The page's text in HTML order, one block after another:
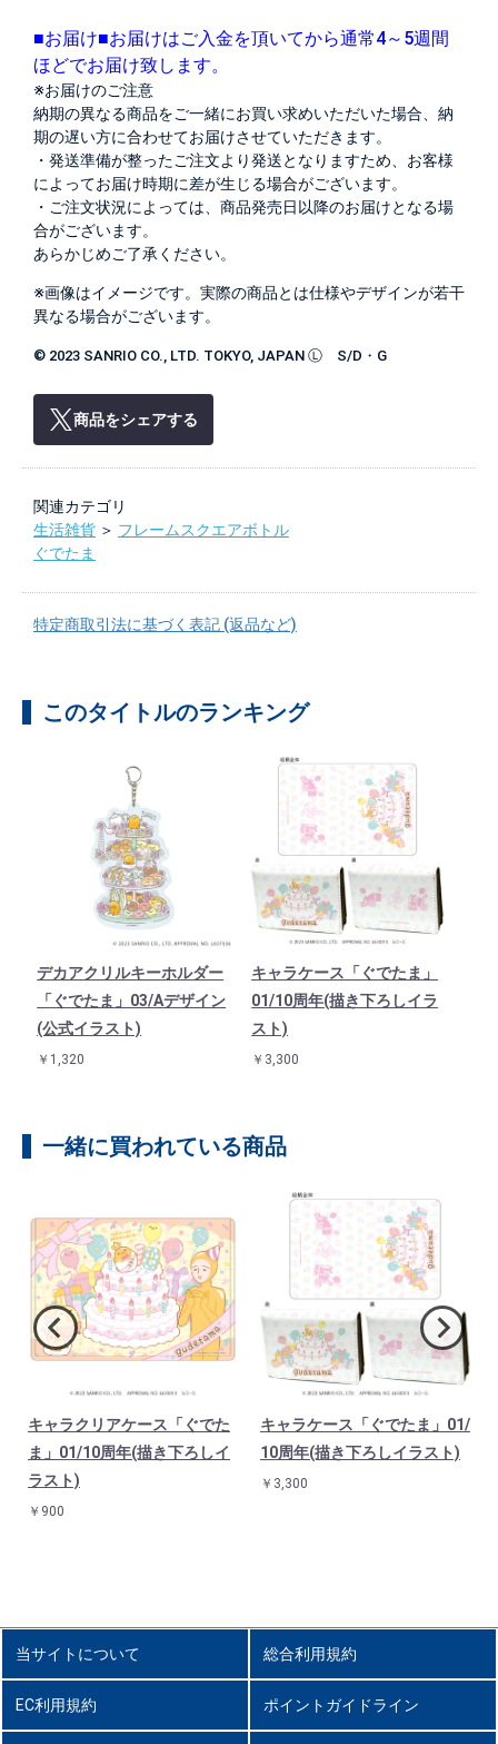
■お届け■お届けはご入金を頂いてから通常4～5週間
ほどでお届け致します。
※お届けのご注意
納期の異なる商品をご一緒にお買い求めいただいた場合、納
期の遅い方に合わせてお届けさせていただきます。
・発送準備が整ったご注文より発送となりますため、お客様
によってお届け時期に差が生じる場合がございます。
・ご注文状況によっては、商品発売日以降のお届けとなる場
合がございます。
あらかじめご了承ください。
※画像はイメージです。実際の商品とは仕様やデザインが若干
異なる場合がございます。
© 2023 SANRIO CO., LTD. TOKYO, JAPAN Ⓛ S/D・G
商品をシェアする
関連カテゴリ
生活雑貨 ＞ フレームスクエアボトル
ぐでたま
特定商取引法に基づく表記 (返品など)
このタイトルのランキング
デカアクリルキーホルダー
「ぐでたま」03/Aデザイン
(公式イラスト)
￥1,320
キャラケース「ぐでたま」
01/10周年(描き下ろしイラ
スト)
￥3,300
一緒に買われている商品
キャラクリアケース「ぐでた
ま」01/10周年(描き下ろしイ
ラスト)
￥900
キャラケース「ぐでたま」01/
10周年(描き下ろしイラスト)
￥3,300
当サイトについて 総合利用規約
EC利用規約 ポイントガイドライン